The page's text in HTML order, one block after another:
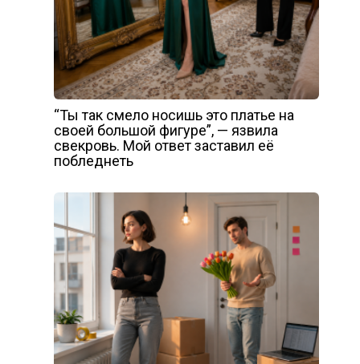
“Ты так смело носишь это платье на
своей большой фигуре”, — язвила
свекровь. Мой ответ заставил её
побледнеть